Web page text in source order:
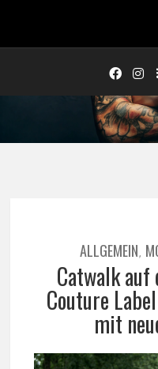
ALLGEMEIN,
Catwalk
Couture
mit